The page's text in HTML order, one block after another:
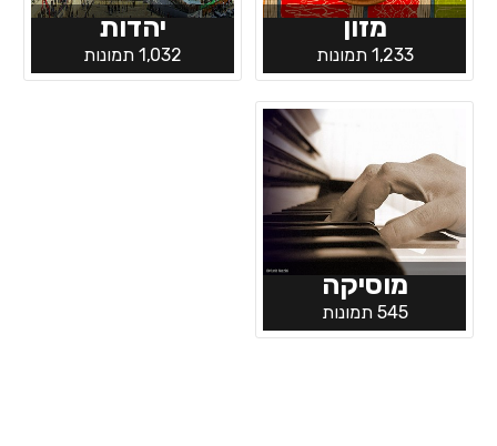
מזון
1,233 תמונות
יהדות
1,032 תמונות
מוסיקה
545 תמונות